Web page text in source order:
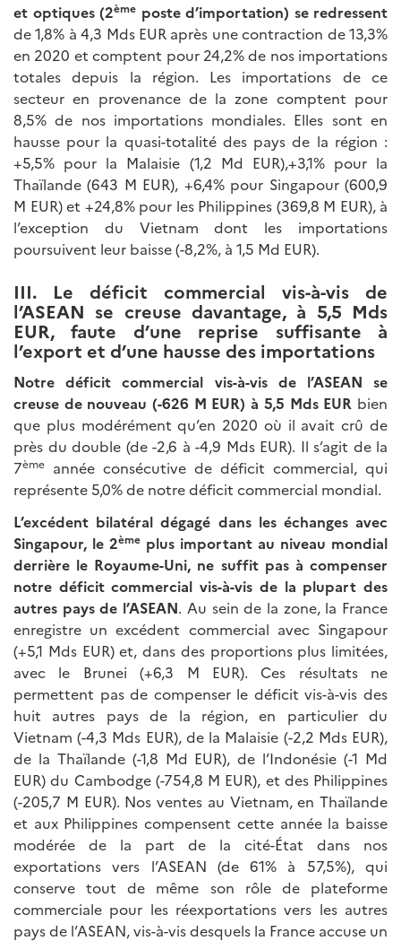
et optiques (2ème poste d’importation) se redressent
de 1,8% à 4,3 Mds EUR après une contraction de 13,3%
en 2020 et comptent pour 24,2% de nos importations
totales depuis la région. Les importations de ce
secteur en provenance de la zone comptent pour
8,5% de nos importations mondiales. Elles sont en
hausse pour la quasi-totalité des pays de la région :
+5,5% pour la Malaisie (1,2 Md EUR),+3,1% pour la
Thaïlande (643 M EUR), +6,4% pour Singapour (600,9
M EUR) et +24,8% pour les Philippines (369,8 M EUR), à
l’exception du Vietnam dont les importations
poursuivent leur baisse (-8,2%, à 1,5 Md EUR).
III. Le déficit commercial vis-à-vis de
l’ASEAN se creuse davantage, à 5,5 Mds
EUR, faute d’une reprise suffisante à
l’export et d’une hausse des importations
Notre déficit commercial vis-à-vis de l’ASEAN se
creuse de nouveau (-626 M EUR) à 5,5 Mds EUR bien
que plus modérément qu’en 2020 où il avait crû de
près du double (de -2,6 à -4,9 Mds EUR). Il s’agit de la
7ème année consécutive de déficit commercial, qui
représente 5,0% de notre déficit commercial mondial.
L’excédent bilatéral dégagé dans les échanges avec
Singapour, le 2ème plus important au niveau mondial
derrière le Royaume-Uni, ne suffit pas à compenser
notre déficit commercial vis-à-vis de la plupart des
autres pays de l’ASEAN. Au sein de la zone, la France
enregistre un excédent commercial avec Singapour
(+5,1 Mds EUR) et, dans des proportions plus limitées,
avec le Brunei (+6,3 M EUR). Ces résultats ne
permettent pas de compenser le déficit vis-à-vis des
huit autres pays de la région, en particulier du
Vietnam (-4,3 Mds EUR), de la Malaisie (-2,2 Mds EUR),
de la Thaïlande (-1,8 Md EUR), de l’Indonésie (-1 Md
EUR) du Cambodge (-754,8 M EUR), et des Philippines
(-205,7 M EUR). Nos ventes au Vietnam, en Thaïlande
et aux Philippines compensent cette année la baisse
modérée de la part de la cité-État dans nos
exportations vers l’ASEAN (de 61% à 57,5%), qui
conserve tout de même son rôle de plateforme
commerciale pour les réexportations vers les autres
pays de l’ASEAN, vis-à-vis desquels la France accuse un